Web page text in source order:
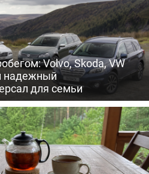
Volvo, Skoda, VW
надежный
для семьи